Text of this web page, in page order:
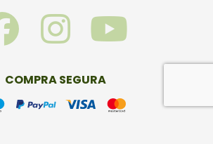
F
a
c
e
I
n
s
Y
u
t
COMPRA SEGURA